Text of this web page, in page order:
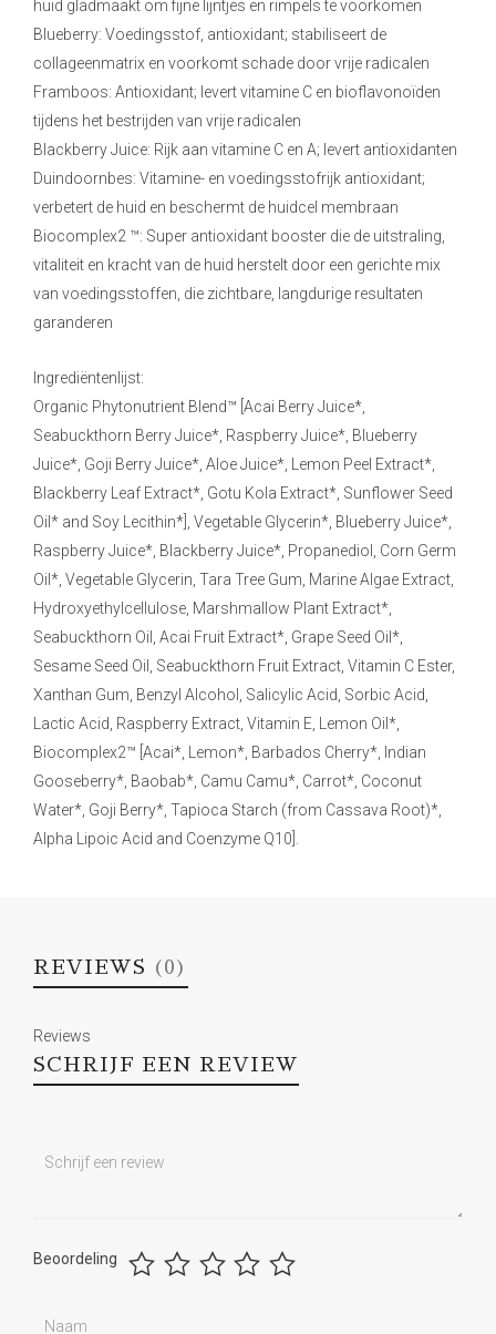
huid gladmaakt om fijne lijntjes en rimpels te voorkomen
Blueberry: Voedingsstof, antioxidant; stabiliseert de
collageenmatrix en voorkomt schade door vrije radicalen
Framboos: Antioxidant; levert vitamine C en bioflavonoïden
tijdens het bestrijden van vrije radicalen
Blackberry Juice: Rijk aan vitamine C en A; levert antioxidanten
Duindoornbes: Vitamine- en voedingsstofrijk antioxidant;
verbetert de huid en beschermt de huidcel membraan
Biocomplex2 ™: Super antioxidant booster die de uitstraling,
vitaliteit en kracht van de huid herstelt door een gerichte mix
van voedingsstoffen, die zichtbare, langdurige resultaten
garanderen
Ingrediëntenlijst:
Organic Phytonutrient Blend™ [Acai Berry Juice*,
Seabuckthorn Berry Juice*, Raspberry Juice*, Blueberry
Juice*, Goji Berry Juice*, Aloe Juice*, Lemon Peel Extract*,
Blackberry Leaf Extract*, Gotu Kola Extract*, Sunflower Seed
Oil* and Soy Lecithin*], Vegetable Glycerin*, Blueberry Juice*,
Raspberry Juice*, Blackberry Juice*, Propanediol, Corn Germ
Oil*, Vegetable Glycerin, Tara Tree Gum, Marine Algae Extract,
Hydroxyethylcellulose, Marshmallow Plant Extract*,
Seabuckthorn Oil, Acai Fruit Extract*, Grape Seed Oil*,
Sesame Seed Oil, Seabuckthorn Fruit Extract, Vitamin C Ester,
Xanthan Gum, Benzyl Alcohol, Salicylic Acid, Sorbic Acid,
Lactic Acid, Raspberry Extract, Vitamin E, Lemon Oil*,
Biocomplex2™ [Acai*, Lemon*, Barbados Cherry*, Indian
Gooseberry*, Baobab*, Camu Camu*, Carrot*, Coconut
Water*, Goji Berry*, Tapioca Starch (from Cassava Root)*,
Alpha Lipoic Acid and Coenzyme Q10].
REVIEWS (0)
Reviews
SCHRIJF EEN REVIEW
Beoordeling